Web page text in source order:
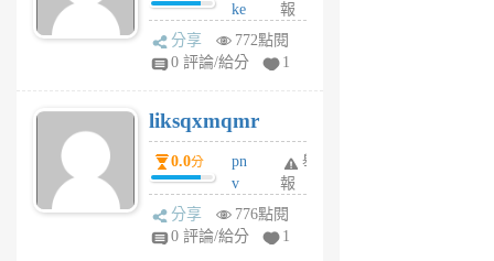
前
ke
rv
pj
6
個
月
前
報
分享
772點閱
0 評論/給分
1
liksqxmqmr
0.0分
pn
v
wt
sv
舉
報
分享
776點閱
0 評論/給分
1